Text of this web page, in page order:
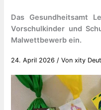
Das Gesundheitsamt
Vorschulkinder und
Malwettbewerb ein.
24. April 2026 / Vonxity